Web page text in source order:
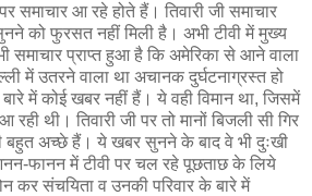
समाचार आ रहे होते हैं। तिवारी जी समाचार
को फुरसत नहीं मिली है। अभी टीवी में मुख्य
समाचार प्राप्त हुआ है कि अमेरिका से आने वाला
में उतरने वाला था अचानक दुर्घटनाग्रस्त हो
में कोई खबर नहीं हैं। ये वही विमान था, जिसमें
थी। तिवारी जी पर तो मानों बिजली सी गिर
बहुत अच्छे हैं। ये खबर सुनने के बाद वे भी दुःखी
फानन में टीवी पर चल रहे पूछताछ के लिये
कर संचयिता व उनकी परिवार के बारे में